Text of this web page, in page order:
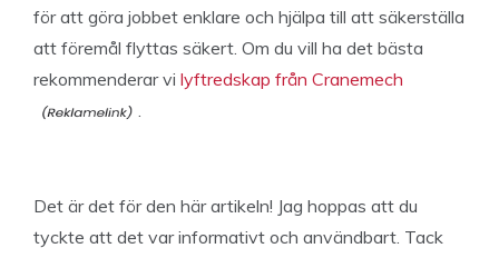
för att göra jobbet enklare och hjälpa till att säkerställa
att föremål flyttas säkert. Om du vill ha det bästa
rekommenderar vi lyftredskap från Cranemech
.
Det är det för den här artikeln! Jag hoppas att du
tyckte att det var informativt och användbart. Tack